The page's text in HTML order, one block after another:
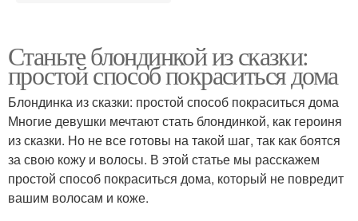
Станьте блондинкой из сказки:
простой способ покраситься дома
Блондинка из сказки: простой способ покраситься дома
Многие девушки мечтают стать блондинкой, как героиня
из сказки. Но не все готовы на такой шаг, так как боятся
за свою кожу и волосы. В этой статье мы расскажем
простой способ покраситься дома, который не повредит
вашим волосам и коже.